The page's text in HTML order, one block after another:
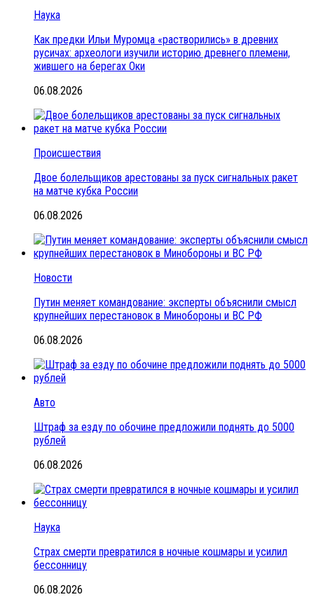
Наука
Как предки Ильи Муромца «растворились» в древних
русичах: археологи изучили историю древнего племени,
жившего на берегах Оки
06.08.2026
Происшествия
Двое болельщиков арестованы за пуск сигнальных ракет
на матче кубка России
06.08.2026
Новости
Путин меняет командование: эксперты объяснили смысл
крупнейших перестановок в Минобороны и ВС РФ
06.08.2026
Авто
Штраф за езду по обочине предложили поднять до 5000
рублей
06.08.2026
Наука
Страх смерти превратился в ночные кошмары и усилил
бессонницу
06.08.2026